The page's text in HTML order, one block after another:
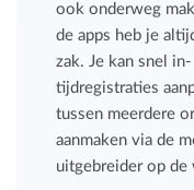
ook onderweg
de apps heb je
zak. Je kan snel
tijdregistraties
tussen meerdere
aanmaken via de
uitgebreider op de